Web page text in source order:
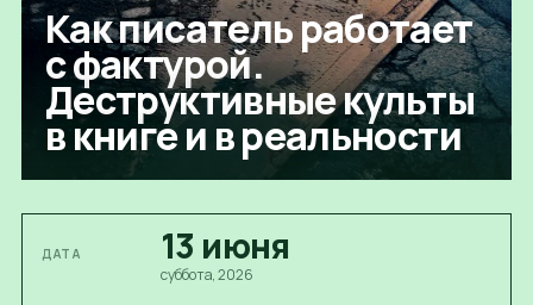
Как писатель работает
с фактурой.
Деструктивные культы
в книге и в реальности
ДАТА 13 июня
суббота, 2026